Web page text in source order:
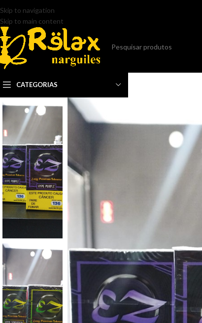
Skip to navigation
Skip to main content
CATEGORIAS